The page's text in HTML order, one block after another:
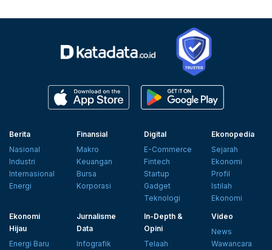
Berita
Nasional
Industri
Internasional
Energi
Finansial
Makro
Keuangan
Bursa
Korporasi
Digital
E-Commerce
Fintech
Startup
Gadget
Teknologi
Ekonopedia
Sejarah
Ekonomi
Profil
Istilah
Ekonomi
Ekonomi
Hijau
Energi Baru
Jurnalisme
Data
Infografik
In-Depth &
Opini
Telaah
Video
News
Wawancara